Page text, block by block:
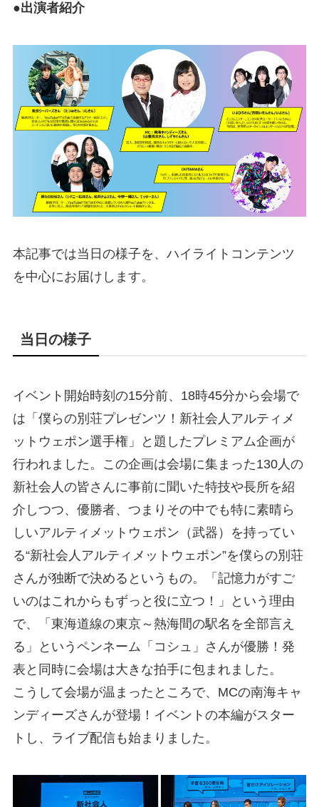
●出演者紹介
本記事では当日の様子を、ハイライトコンテンツ
を中心にお届けします。
当日の様子
イベント開始時刻の15分前、18時45分から会場で
は「僕らの別荘プレゼンツ！新社会人アルティメ
ットウェポン選手権」と題したプレミアム企画が
行われました。この企画は会場に集まった130人の
新社会人の皆さんに事前に聞いた特技や長所を紹
介しつつ、優勝者、つまりその中でも特に素晴ら
しいアルティメットウェポン（武器）を持ってい
る“新社会人アルティメットウェポン”を僕らの別荘
さんが独断で決めるというもの。「記憶力がすご
いのはこれからもずっと役に立つ！」という理由
で、「東海道線の東京～熱海間の駅名を全部言え
る」というペンネーム「コシュ」さんが優勝！発
表と同時に会場は大きな拍手に包まれました。
こうして会場が温まったところで、MCの南海キャ
ンディーズさんが登場！イベントの本編がスター
トし、ライブ配信も始まりました。